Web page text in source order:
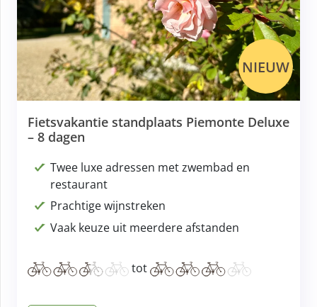
NIEUW
Fietsvakantie standplaats Piemonte Deluxe
– 8 dagen
Twee luxe adressen met zwembad en
restaurant
Prachtige wijnstreken
Vaak keuze uit meerdere afstanden
tot